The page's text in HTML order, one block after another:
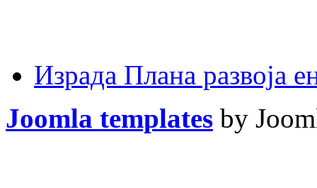
Израда Плана развоја
Joomla templates by